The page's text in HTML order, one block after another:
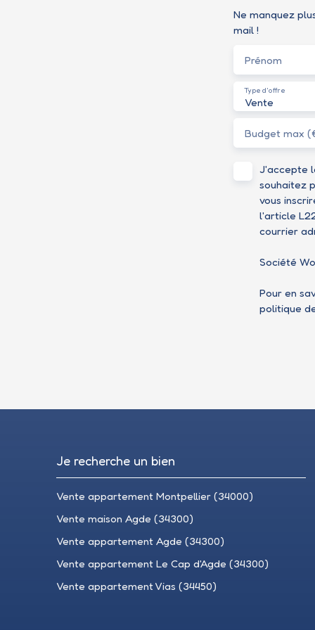
Ne manquez
mail !
Prénom
Vente
Type d'offre
Budget max
J'accepte
souhaitez
vous
l'article
courrier
Société
Pour en
politique
Je recherche un bien
Vente appartement Montpellier (34000)
Vente maison Agde (34300)
Vente appartement Agde (34300)
Vente appartement Le Cap d'Agde (34300)
Vente appartement Vias (34450)